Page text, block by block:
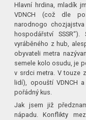
Hlavní hrdina, mladík
VDNCH (což dle
narodnogo chozjajstva
hospodářství
vyráběného z hub,
obyvateli metra
semele kolo osudu, je
v srdci metra. V touze
lidí), opouští VDNCH
pořádný kus.
Jak jsem již
nápadu. Konflikty